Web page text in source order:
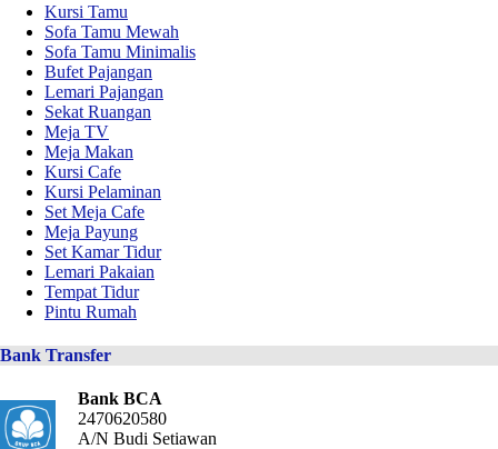
Kursi Tamu
Sofa Tamu Mewah
Sofa Tamu Minimalis
Bufet Pajangan
Lemari Pajangan
Sekat Ruangan
Meja TV
Meja Makan
Kursi Cafe
Kursi Pelaminan
Set Meja Cafe
Meja Payung
Set Kamar Tidur
Lemari Pakaian
Tempat Tidur
Pintu Rumah
Bank Transfer
Bank BCA
2470620580
A/N Budi Setiawan